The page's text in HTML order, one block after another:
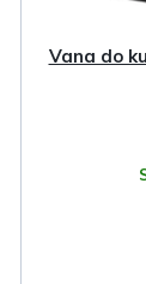
Vana do